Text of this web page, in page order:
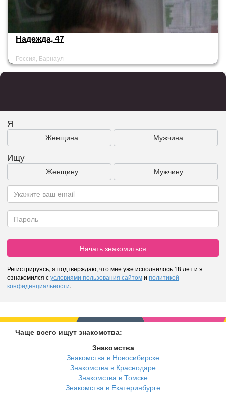
Надежда, 47
Россия, Барнаул
Я
Женщина Мужчина
Ищу
Женщину Мужчину
Начать знакомиться
Регистрируясь, я подтверждаю, что мне уже исполнилось 18 лет и я
ознакомился сусловиями пользования сайтоми политикой
конфиденциальности.
Чаще всего ищут знакомства:
Знакомства
Знакомства в Новосибирске
Знакомства в Краснодаре
Знакомства в Томске
Знакомства в Екатеринбурге